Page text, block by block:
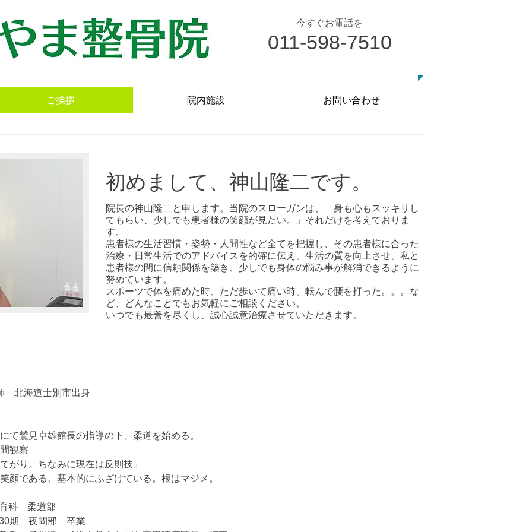
今すぐお電話を
011-598-7510
ご挨拶 院内施設 お問い合わせ
初めまして、神山隆二です。
院長の神山隆二と申します。当院のスローガンは、「身も心もスッキリし
てもらい、少しでも患者様の笑顔が見たい。」それだけを考えておりま
す。
患者様の生活習慣・姿勢・人間性など全てを把握し、その患者様に合った
治療・日常生活でのアドバイスを的確に伝え、生活の質を向上させ、私と
患者様の間に信頼関係を築き、少しでも身体の悩み事が解消できるように
努めています。
スポーツで体を痛めた時、ただ歩いて痛い時、転んで腰を打った。。。な
ど、どんなことでもお気軽にご相談ください。
いつでも最善を尽くし、誠心誠意治療させていただきます。
北海道士別市出身
て鷲見卓雄館長の指導の下、柔道を始める。
観察
り。ちなみに現在は反則技」
である。基本的にふざけている。根はマジメ。
科 柔道部
期 夜間部 卒業